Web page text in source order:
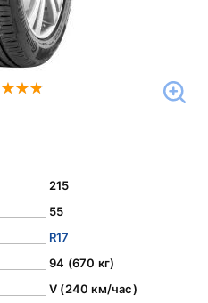
215
55
R17
94 (670 кг)
V (240 км/час)